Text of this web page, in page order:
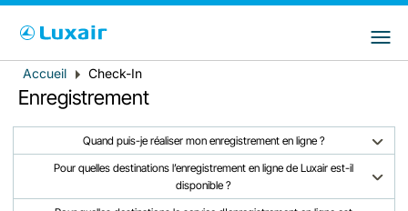
Pays de résidence
Fil
d'Ariane
Accueil Check-In
Enregistrement
Quand puis-je réaliser mon enregistrement en ligne ?
Pour quelles destinations l’enregistrement en ligne de Luxair est-il
disponible ?